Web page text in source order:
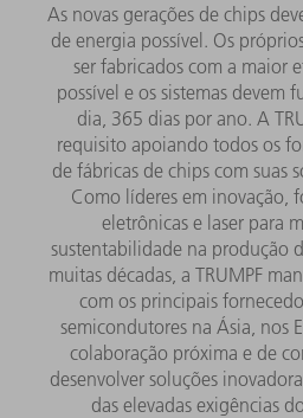
As novas gerações de chips
de energia possível. Os
ser fabricados com a maior
possível e os sistemas devem
dia, 365 dias por ano. A
requisito apoiando todos os
de fábricas de chips com suas
Como líderes em inovação,
eletrônicas e laser para
sustentabilidade na produção
muitas décadas, a TRUMPF
com os principais
semicondutores na Ásia, nos
colaboração próxima e de
desenvolver soluções
das elevadas exigências